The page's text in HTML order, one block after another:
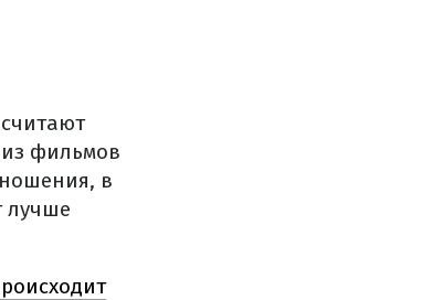
фильмов
в
лучше